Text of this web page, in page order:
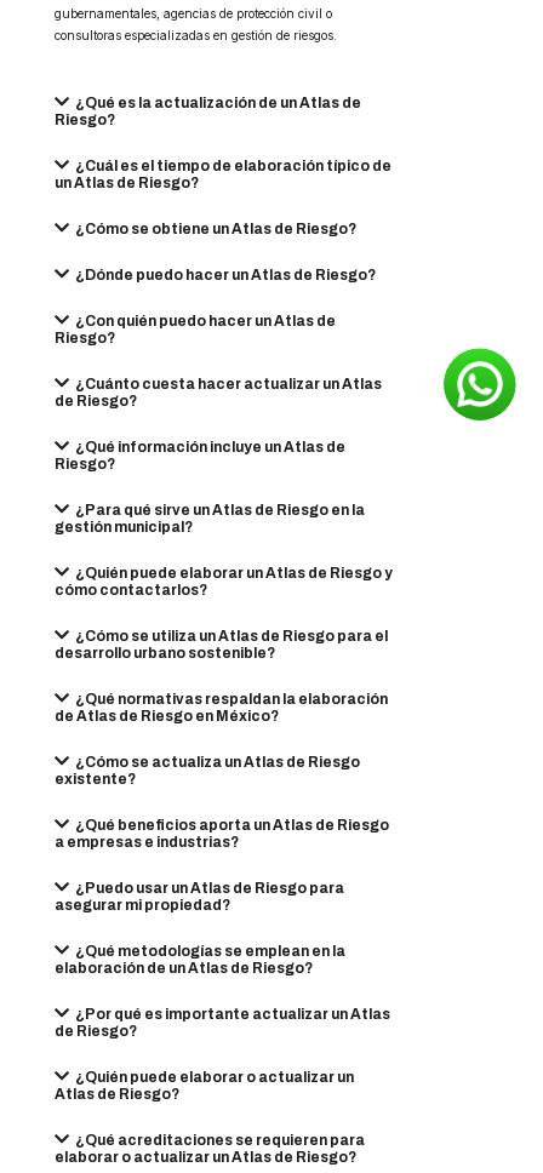
gubernamentales, agencias de protección civil o
consultoras especializadas en gestión de riesgos.
¿Qué es la actualización de un Atlas de
Riesgo?
¿Cuál es el tiempo de elaboración típico de
un Atlas de Riesgo?
¿Cómo se obtiene un Atlas de Riesgo?
¿Dónde puedo hacer un Atlas de Riesgo?
¿Con quién puedo hacer un Atlas de
Riesgo?
¿Cuánto cuesta hacer actualizar un Atlas
de Riesgo?
¿Qué información incluye un Atlas de
Riesgo?
¿Para qué sirve un Atlas de Riesgo en la
gestión municipal?
¿Quién puede elaborar un Atlas de Riesgo y
cómo contactarlos?
¿Cómo se utiliza un Atlas de Riesgo para el
desarrollo urbano sostenible?
¿Qué normativas respaldan la elaboración
de Atlas de Riesgo en México?
¿Cómo se actualiza un Atlas de Riesgo
existente?
¿Qué beneficios aporta un Atlas de Riesgo
a empresas e industrias?
¿Puedo usar un Atlas de Riesgo para
asegurar mi propiedad?
¿Qué metodologías se emplean en la
elaboración de un Atlas de Riesgo?
¿Por qué es importante actualizar un Atlas
de Riesgo?
¿Quién puede elaborar o actualizar un
Atlas de Riesgo?
¿Qué acreditaciones se requieren para
elaborar o actualizar un Atlas de Riesgo?